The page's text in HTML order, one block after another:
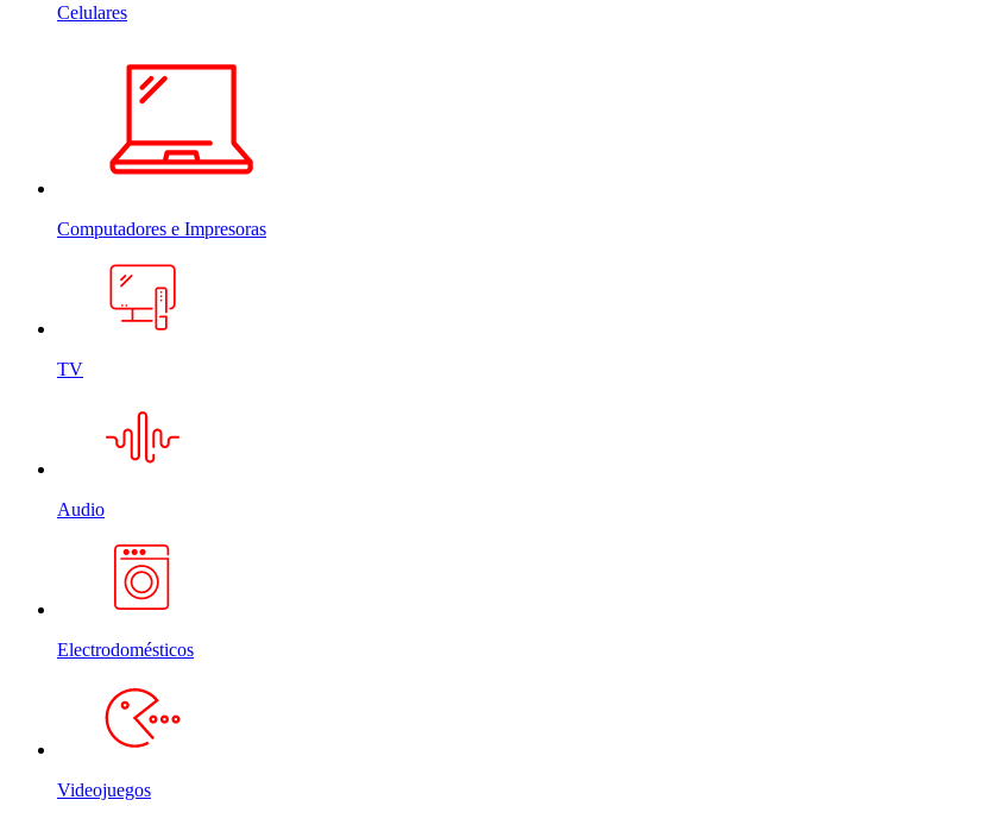
Celulares
Computadores e Impresoras
TV
Audio
Electrodomésticos
Videojuegos